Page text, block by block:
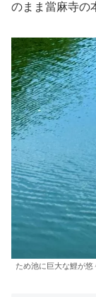
のまま當麻寺の
ため池に巨大な鯉が悠